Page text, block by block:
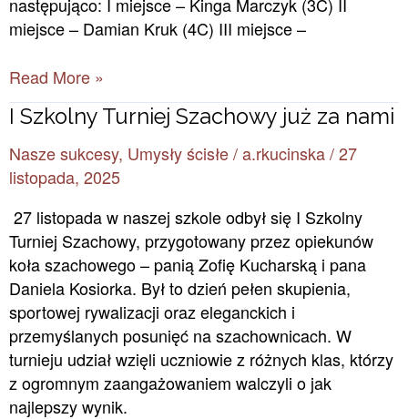
następująco: I miejsce – Kinga Marczyk (3C) II
miejsce – Damian Kruk (4C) III miejsce –
Read More »
I Szkolny Turniej Szachowy już za nami
Nasze sukcesy, Umysły ścisłe/a.rkucinska/27
listopada, 2025
27 listopada w naszej szkole odbył się I Szkolny
Turniej Szachowy, przygotowany przez opiekunów
koła szachowego – panią Zofię Kucharską i pana
Daniela Kosiorka. Był to dzień pełen skupienia,
sportowej rywalizacji oraz eleganckich i
przemyślanych posunięć na szachownicach. W
turnieju udział wzięli uczniowie z różnych klas, którzy
z ogromnym zaangażowaniem walczyli o jak
najlepszy wynik.
I
Turniej
Szachowy
już
za
nami